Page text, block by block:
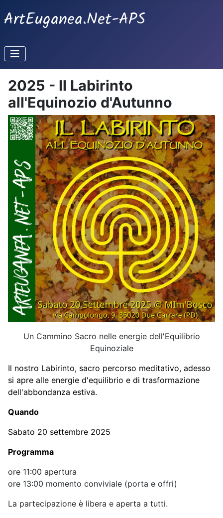
ArtEuganea.Net-APS
2025 - Il Labirinto
all'Equinozio d'Autunno
Un Cammino Sacro nelle energie dell'Equilibrio
Equinoziale
Il nostro Labirinto, sacro percorso meditativo, adesso
si apre alle energie d'equilibrio e di trasformazione
dell'abbondanza estiva.
Quando
Sabato 20 settembre 2025
Programma
ore 11:00 apertura
ore 13:00 momento conviviale (porta e offri)
La partecipazione è libera e aperta a tutti.